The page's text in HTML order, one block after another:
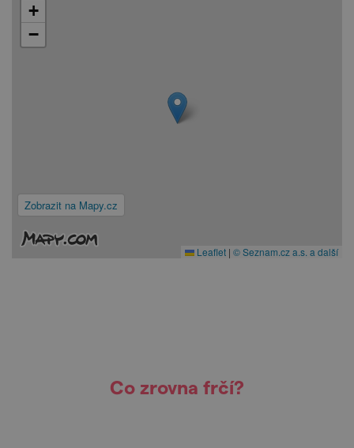
Zobrazit na Mapy.cz
+
−
Leaflet | © Seznam.cz a.s. a další
Co zrovna frčí?